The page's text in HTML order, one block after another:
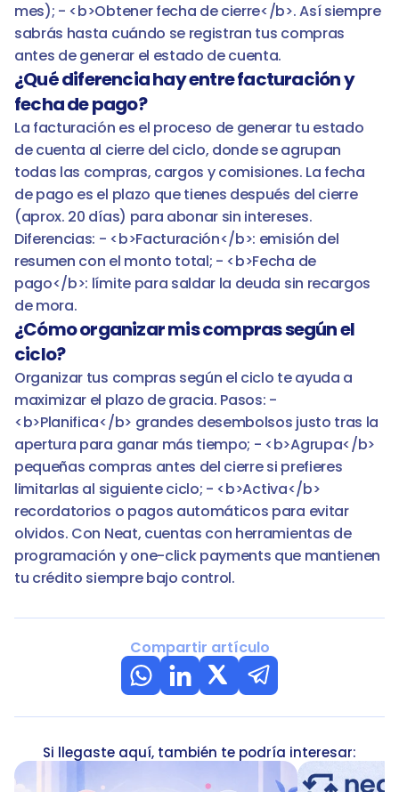
mes); - <b>Obtener fecha de cierre</b>. Así siempre
sabrás hasta cuándo se registran tus compras
antes de generar el estado de cuenta.
¿Qué diferencia hay entre facturación y
fecha de pago?
La facturación es el proceso de generar tu estado
de cuenta al cierre del ciclo, donde se agrupan
todas las compras, cargos y comisiones. La fecha
de pago es el plazo que tienes después del cierre
(aprox. 20 días) para abonar sin intereses.
Diferencias: - <b>Facturación</b>: emisión del
resumen con el monto total; - <b>Fecha de
pago</b>: límite para saldar la deuda sin recargos
de mora.
¿Cómo organizar mis compras según el
ciclo?
Organizar tus compras según el ciclo te ayuda a
maximizar el plazo de gracia. Pasos: -
<b>Planifica</b> grandes desembolsos justo tras la
apertura para ganar más tiempo; - <b>Agrupa</b>
pequeñas compras antes del cierre si prefieres
limitarlas al siguiente ciclo; - <b>Activa</b>
recordatorios o pagos automáticos para evitar
olvidos. Con Neat, cuentas con herramientas de
programación y one-click payments que mantienen
tu crédito siempre bajo control.
Compartir artículo
Si llegaste aquí, también te podría interesar: